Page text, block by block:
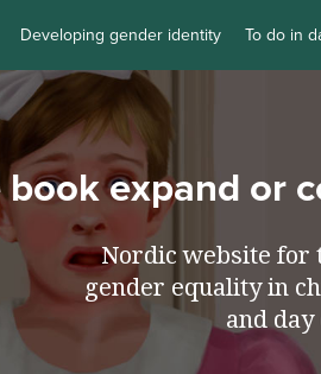
Developing gender identity To do in
expand or
Nordic website for
gender equality in
and day